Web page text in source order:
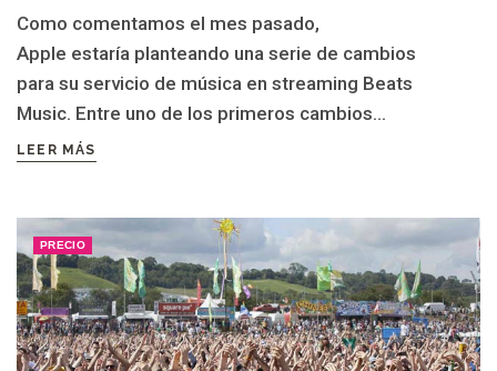
Como comentamos el mes pasado,
Apple estaría planteando una serie de cambios
para su servicio de música en streaming Beats
Music. Entre uno de los primeros cambios...
LEER MÁS
PRECIO